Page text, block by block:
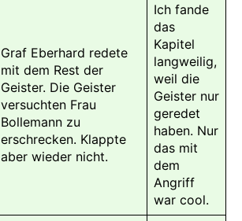
Graf Eberhard redete
mit dem Rest der
Geister. Die Geister
versuchten Frau
Bollemann zu
erschrecken. Klappte
aber wieder nicht.
Ich fande
das
Kapitel
langweilig,
weil die
Geister nur
geredet
haben. Nur
das mit
dem
Angriff
war cool.